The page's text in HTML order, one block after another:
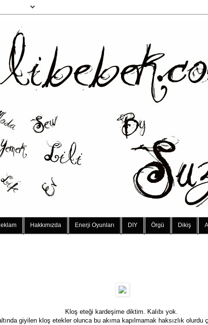
Hakkımızda Enerji Oyunları DIY Örgü Dikiş
Kloş eteği kardeşime diktim. Kalıbı yok.
giyilen kloş etekler olunca bu akıma kapılmamak haksızlık